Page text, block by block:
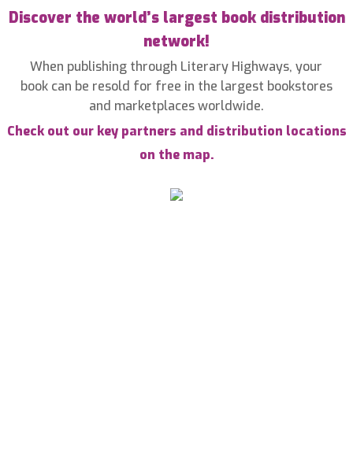
Discover the world’s largest book distribution
network!
When publishing through Literary Highways, your
book can be resold for free in the largest bookstores
and marketplaces worldwide.
Check out our key partners and distribution locations
on the map.